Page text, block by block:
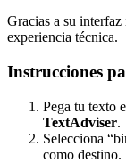
Gracias a su
experiencia técnica.
Instrucciones
Pega tu texto
TextAdviser.
Selecciona
como destino.